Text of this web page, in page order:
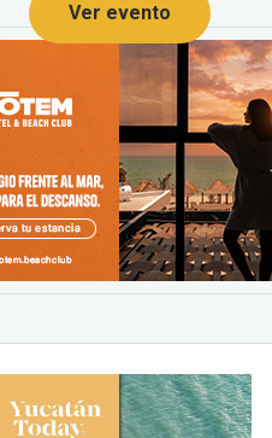
Ver evento